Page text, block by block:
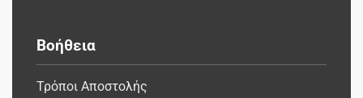
Βοήθεια
Τρόποι Αποστολής